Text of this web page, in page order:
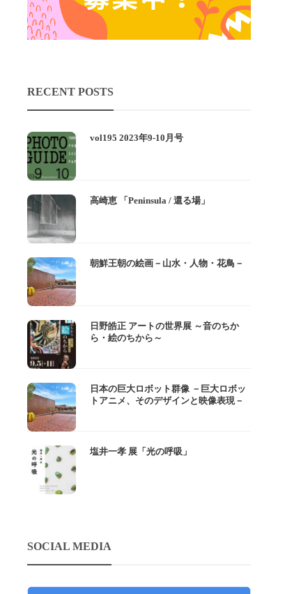
RECENT POSTS
vol195 2023年9-10月号
高崎恵 「Peninsula / 還る場」
朝鮮王朝の絵画－山水・人物・花鳥－
日野皓正 アートの世界展 ～音のちか
ら・絵のちから～
日本の巨大ロボット群像 －巨大ロボッ
トアニメ、そのデザインと映像表現－
塩井一孝 展「光の呼吸」
SOCIAL MEDIA